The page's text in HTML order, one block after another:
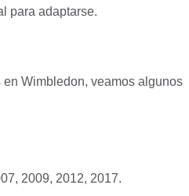
para adaptarse.
Wimbledon, veamos algunos
2009, 2012, 2017.